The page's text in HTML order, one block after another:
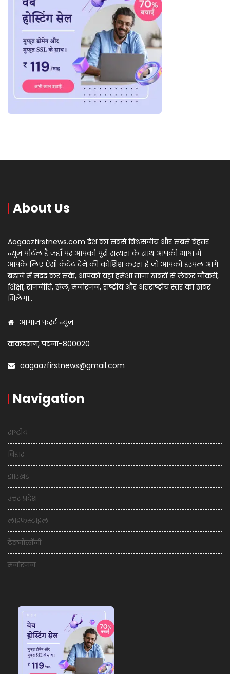
About Us
Aagaazfirstnews.com देश का सबसे विश्वसनीय और सबसे बेहतर
न्यूज़ पोर्टल है जहाँ पर आपको पूरी सत्यता के साथ आपकी भाषा में
आपके लिए ऐसी कंटेंट देने की कोशिश करता है जो आपको हरपल आगे
बढ़ाने में मदद कर सकें, आपको यहां हमेशा ताज़ा खबरों से लेकर नौकरी,
शिक्षा, राजनीति, खेल, मनोरंजन, राष्ट्रीय और अंतराष्ट्रीय स्तर का खबर
मिलेगा..
आगाज़ फर्स्ट न्यूज़
कंकड़बाग, पटना-800020
aagaazfirstnews@gmail.com
Navigation
राष्ट्रीय
बिहार
झारखंड
उत्तर प्रदेश
लाइफस्टाइल
टेक्नोलॉजी
मनोरंजन